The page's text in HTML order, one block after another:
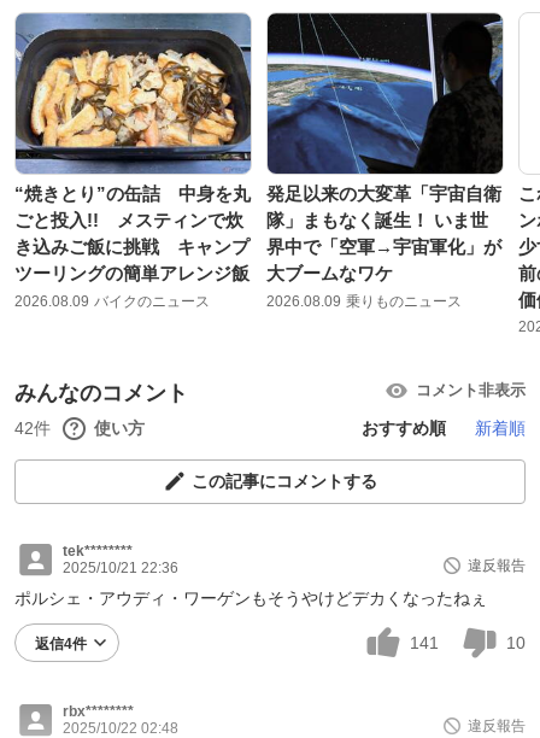
“焼きとり”の缶詰 中身を丸
ごと投入!! メスティンで炊
き込みご飯に挑戦 キャンプ
ツーリングの簡単アレンジ飯
2026.08.09 バイクのニュース
発足以来の大変革「宇宙自衛
隊」まもなく誕生！ いま世
界中で「空軍→宇宙軍化」が
大ブームなワケ
2026.08.09 乗りものニュース
少
前
価
みんなのコメント コメント非表示
42件 使い方 おすすめ順 新着順
この記事にコメントする
tek********
2025/10/21 22:36
違反報告
ポルシェ・アウディ・ワーゲンもそうやけどデカくなったねぇ
返信4件 141 10
rbx********
2025/10/22 02:48
違反報告